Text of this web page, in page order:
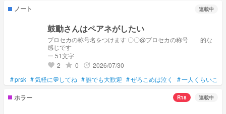
ノート 連載中
鼓動さんはペアネがしたい
プロセカの称号名をつけます 〇〇@プロセカの称号 的な
感じです
ー 51文字
favorite 2 grade 0 update 2026/07/30
#prsk #気軽に💬してね #誰でも大歓迎 #ぜろこめは泣く #一人くらいこ
ホラー R18 連載中